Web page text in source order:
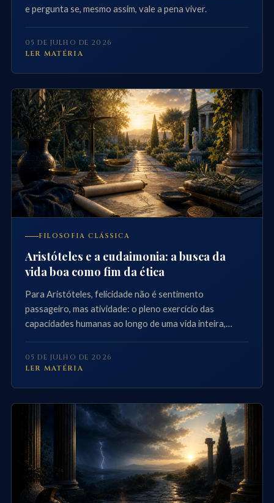
e pergunta se, mesmo assim, vale a pena viver.
05 DE JULHO DE 2026
LER MATÉRIA
FILOSOFIA CLÁSSICA
Aristóteles e a eudaimonia: a busca da
vida boa como fim da ética
Para Aristóteles, felicidade não é sentimento
passageiro, mas atividade: o pleno exercício das
capacidades humanas ao longo de uma vida inteira,
05 DE JULHO DE 2026
LER MATÉRIA